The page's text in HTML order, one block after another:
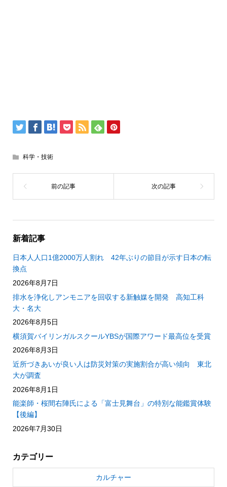
科学・技術
新着記事
日本人人口1億2000万人割れ 42年ぶりの節目が示す日本の転
換点
2026年8月7日
排水を浄化しアンモニアを回収する新触媒を開発 高知工科
大・名大
2026年8月5日
横須賀バイリンガルスクールYBSが国際アワード最高位を受賞
2026年8月3日
近所づきあいが良い人は防災対策の実施割合が高い傾向 東北
大が調査
2026年8月1日
能楽師・桜間右陣氏による「富士見舞台」の特別な能鑑賞体験
【後編】
2026年7月30日
カテゴリー
カルチャー